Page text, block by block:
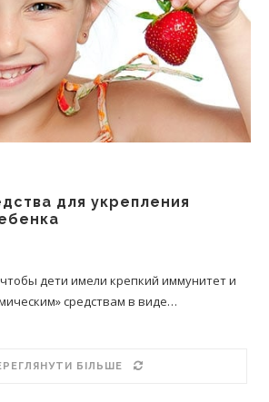
для укрепления
дети имели крепкий иммунитет и
средствам в виде…
БІЛЬШЕ